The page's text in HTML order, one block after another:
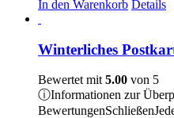
In den Warenkorb Details
Winterliches
Bewertet mit 5.00 von 5
ⓘInformationen zur
BewertungenSchließen